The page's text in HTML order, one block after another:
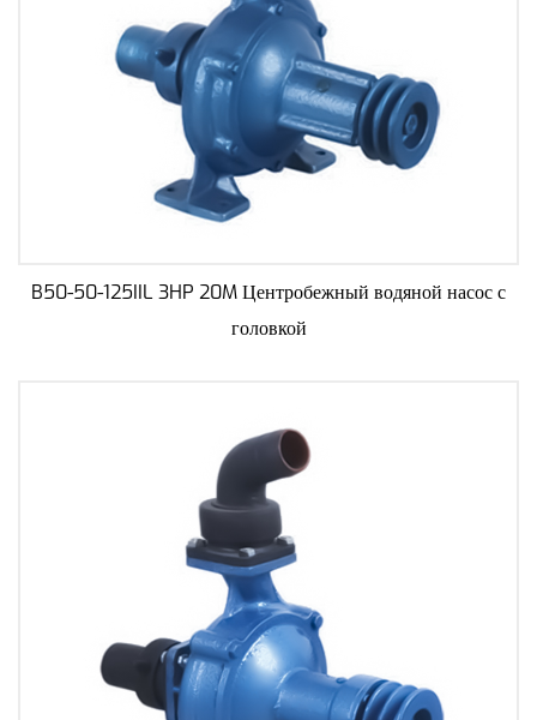
B50-50-125IIL 3HP 20M Центробежный водяной насос с
головкой